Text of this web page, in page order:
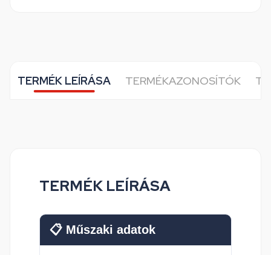
TERMÉK LEÍRÁSA TERMÉKAZONOSÍTÓK
TERMÉK LEÍRÁSA
📋 Műszaki adatok